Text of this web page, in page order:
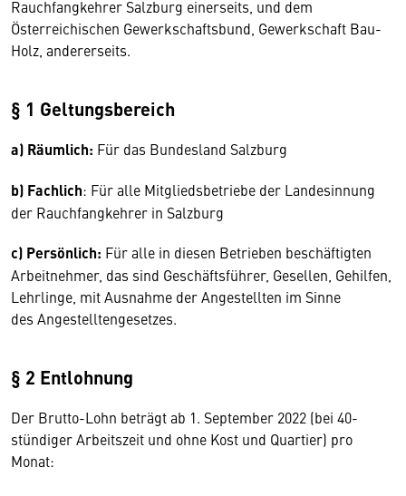
Rauchfangkehrer Salzburg einerseits, und dem
Österreichischen Gewerkschaftsbund, Gewerkschaft Bau-
Holz, andererseits.
§ 1 Geltungsbereich
a) Räumlich: Für das Bundesland Salzburg
b) Fachlich: Für alle Mitgliedsbetriebe der Landesinnung
der Rauchfangkehrer in Salzburg
c) Persönlich: Für alle in diesen Betrieben beschäftigten
Arbeitnehmer, das sind Geschäftsführer, Gesellen, Gehilfen,
Lehrlinge, mit Ausnahme der Angestellten im Sinne
des Angestelltengesetzes.
§ 2 Entlohnung
Der Brutto-Lohn beträgt ab 1. September 2022 (bei 40-
stündiger Arbeitszeit und ohne Kost und Quartier) pro
Monat: